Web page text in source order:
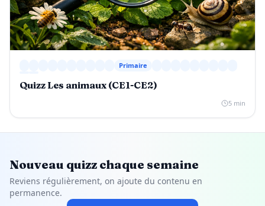
Primaire
Quizz Les animaux (CE1-CE2)
5 min
Nouveau quizz chaque semaine
Reviens régulièrement, on ajoute du contenu en
permanence.